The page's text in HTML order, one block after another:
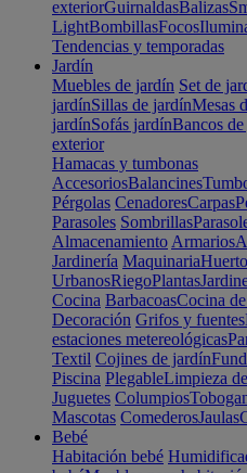
exteriorGuirnaldasBalizas
LightBombillasFocos
Tendencias y temporadas
Jardín
Muebles de jardín Set de
jardínSillas de jardínMesas
jardínSofás jardínBancos
exterior
Hamacas y tumbonas
AccesoriosBalancines
Pérgolas CenadoresCarpas
Parasoles Sombrillas
Almacenamiento Armarios
Jardinería Maquinaria
UrbanosRiegoPlantas
Cocina BarbacoasCocina
Decoración Grifos y fuentes
estaciones metereológicas
Textil Cojines de jardín
Piscina PlegableLimpieza
Juguetes Columpios
Mascotas ComederosJaulas
Bebé
Habitación bebé